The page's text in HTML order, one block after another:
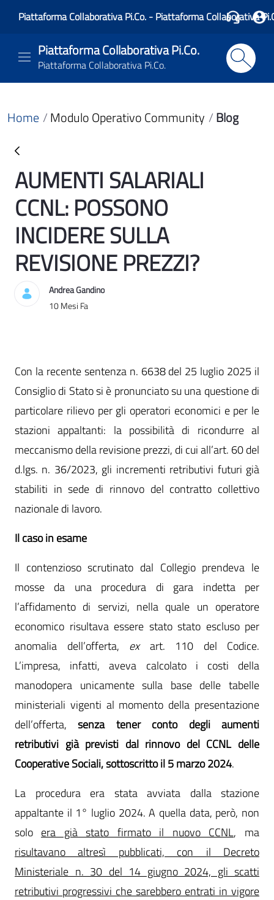
Piattaforma Collaborativa Pi.Co. - Piattaforma Collaborativa
Piattaforma Collaborativa Pi.Co.
Piattaforma Collaborativa Pi.Co.
Home Modulo Operativo Community Blog
Blog
AUMENTI SALARIALI
CCNL: POSSONO
INCIDERE SULLA
REVISIONE PREZZI?
Andrea Gandino
Data di Pubblicazione
10 Mesi Fa
Con la recente sentenza n. 6638 del 25 luglio 2025 il
Consiglio di Stato si è pronunciato su una questione di
particolare rilievo per gli operatori economici e per le
stazioni appaltanti: la possibilità di ricondurre al
meccanismo della revisione prezzi, di cui all’art. 60 del
d.lgs. n. 36/2023, gli incrementi retributivi futuri già
stabiliti in sede di rinnovo del contratto collettivo
nazionale di lavoro.
Il caso in esame
Il contenzioso scrutinato dal Collegio prendeva le
mosse da una procedura di gara indetta per
l’affidamento di servizi, nella quale un operatore
economico risultava essere stato stato escluso per
anomalia dell’offerta, exart. 110 del Codice.
L’impresa, infatti, aveva calcolato i costi della
manodopera unicamente sulla base delle tabelle
ministeriali vigenti al momento della presentazione
dell’offerta, senza tener conto degli aumenti
retributivi già previsti dal rinnovo del CCNL delle
Cooperative Sociali, sottoscritto il 5 marzo 2024.
La procedura era stata avviata dalla stazione
appaltante il 1° luglio 2024. A quella data, però, non
solo era già stato firmato il nuovo CCNL, ma
risultavano altresì pubblicati, con il Decreto
Ministeriale n. 30 del 14 giugno 2024, gli scatti
retributivi progressivi che sarebbero entrati in vigore